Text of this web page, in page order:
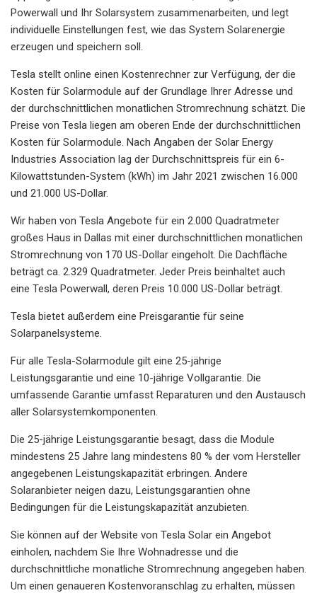
Powerwall und Ihr Solarsystem zusammenarbeiten, und legt
individuelle Einstellungen fest, wie das System Solarenergie
erzeugen und speichern soll.
Tesla stellt online einen Kostenrechner zur Verfügung, der die
Kosten für Solarmodule auf der Grundlage Ihrer Adresse und
der durchschnittlichen monatlichen Stromrechnung schätzt. Die
Preise von Tesla liegen am oberen Ende der durchschnittlichen
Kosten für Solarmodule. Nach Angaben der Solar Energy
Industries Association lag der Durchschnittspreis für ein 6-
Kilowattstunden-System (kWh) im Jahr 2021 zwischen 16.000
und 21.000 US-Dollar.
Wir haben von Tesla Angebote für ein 2.000 Quadratmeter
großes Haus in Dallas mit einer durchschnittlichen monatlichen
Stromrechnung von 170 US-Dollar eingeholt. Die Dachfläche
beträgt ca. 2.329 Quadratmeter. Jeder Preis beinhaltet auch
eine Tesla Powerwall, deren Preis 10.000 US-Dollar beträgt.
Tesla bietet außerdem eine Preisgarantie für seine
Solarpanelsysteme.
Für alle Tesla-Solarmodule gilt eine 25-jährige
Leistungsgarantie und eine 10-jährige Vollgarantie. Die
umfassende Garantie umfasst Reparaturen und den Austausch
aller Solarsystemkomponenten.
Die 25-jährige Leistungsgarantie besagt, dass die Module
mindestens 25 Jahre lang mindestens 80 % der vom Hersteller
angegebenen Leistungskapazität erbringen. Andere
Solaranbieter neigen dazu, Leistungsgarantien ohne
Bedingungen für die Leistungskapazität anzubieten.
Sie können auf der Website von Tesla Solar ein Angebot
einholen, nachdem Sie Ihre Wohnadresse und die
durchschnittliche monatliche Stromrechnung angegeben haben.
Um einen genaueren Kostenvoranschlag zu erhalten, müssen